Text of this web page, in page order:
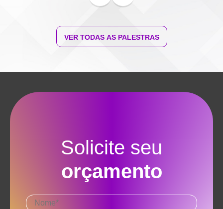
VER TODAS AS PALESTRAS
Solicite seu
orçamento